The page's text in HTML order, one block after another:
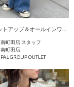
南町田店 スタッフ
南町田店
PAL GROUP OUTLET